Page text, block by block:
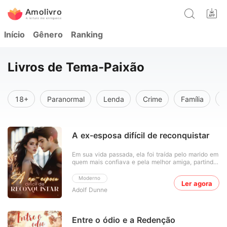
Início Gênero Ranking
Livros de Tema-Paixão
18+ Paranormal Lenda Crime Família
A ex-esposa difícil de reconquistar
Moderno
Adolf Dunne
Em sua vida passada, ela foi traída pelo marido em
quem mais confiava e pela melhor amiga, partindo
Felizmente, Deus lhe deu uma segunda chance.
No momento em que ela abriu os olhos de novo,
seu marido recém-casado estava tentando matá-
Ler agora
Entre o ódio e a Redenção